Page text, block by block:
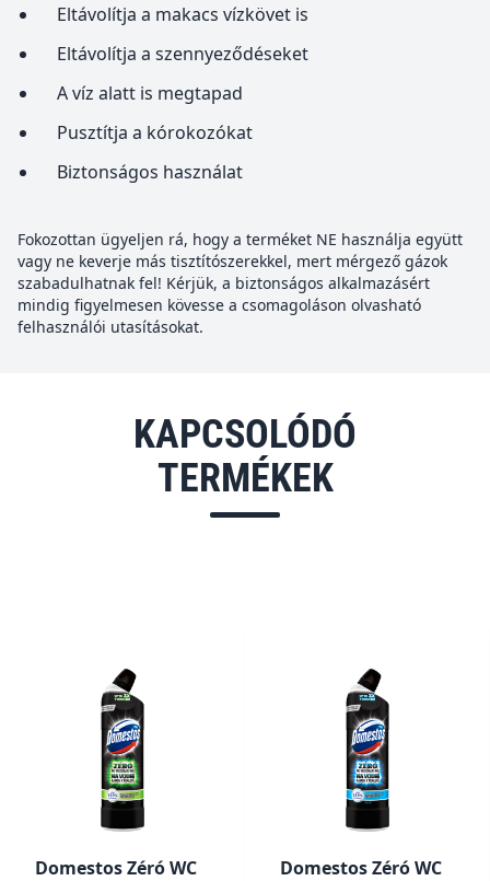
Eltávolítja a makacs vízkövet is
Eltávolítja a szennyeződéseket
A víz alatt is megtapad
Pusztítja a kórokozókat
Biztonságos használat
Fokozottan ügyeljen rá, hogy a terméket NE használja együtt
vagy ne keverje más tisztítószerekkel, mert mérgező gázok
szabadulhatnak fel! Kérjük, a biztonságos alkalmazásért
mindig figyelmesen kövesse a csomagoláson olvasható
felhasználói utasításokat.
KAPCSOLÓDÓ
TERMÉKEK
Domestos Zéró WC
Domestos Zéró WC